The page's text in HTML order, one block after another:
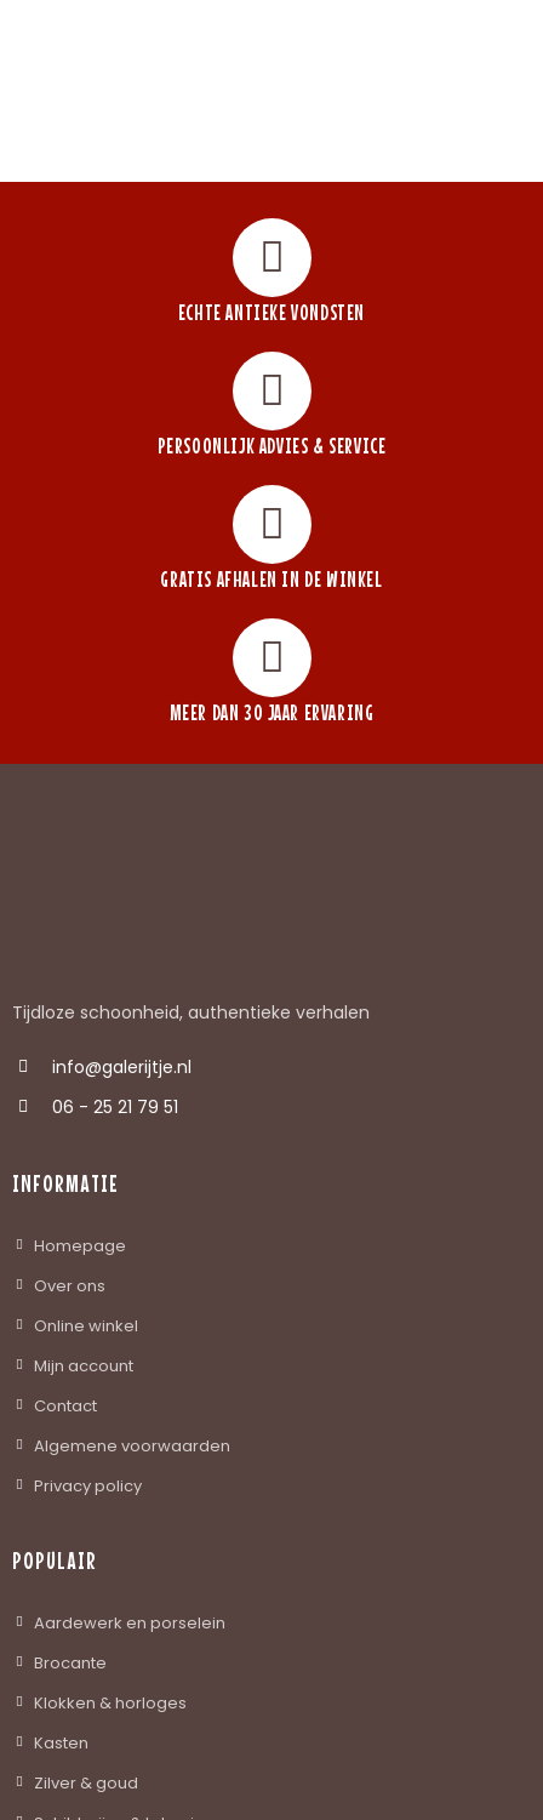
ECHTE ANTIEKE VONDSTEN
PERSOONLIJK ADVIES & SERVICE
GRATIS AFHALEN IN DE WINKEL
MEER DAN 30 JAAR ERVARING
Tijdloze schoonheid, authentieke verhalen
info@galerijtje.nl
06 - 25 21 79 51
INFORMATIE
Homepage
Over ons
Online winkel
Mijn account
Contact
Algemene voorwaarden
Privacy policy
POPULAIR
Aardewerk en porselein
Brocante
Klokken & horloges
Kasten
Zilver & goud